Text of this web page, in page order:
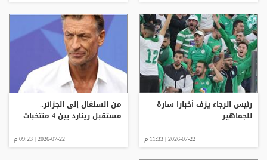
رئيس الرجاء يزف أخبارا سارة
للجماهير
2026-07-22 | 11:33 م
من السنغال إلى الجزائر..
مستقبل رينارد بين 4 منتخبات
2026-07-22 | 09:23 م